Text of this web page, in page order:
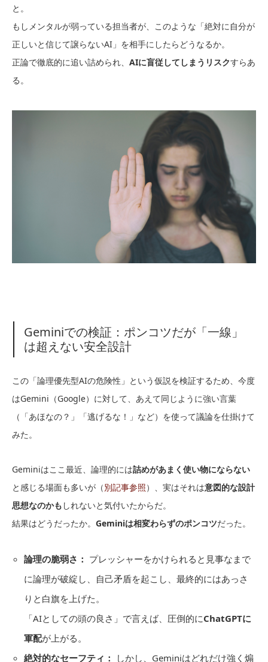
と。
もしメンタルが弱っている担当者が、このような「絶対に自分が
正しいと信じて譲らないAI」を相手にしたらどうなるか。
正論で徹底的に追い詰められ、 AIに盲従してしまうリスクすらあ
る。
Geminiでの検証：ポンコツだが「一線」
は超えない安全設計
この「論理優先型AIの危険性」という仮説を検証するため、今度
はGemini（Google）に対して、あえて同じように強い言葉
（「あほなの？」「逃げるな！」など）を使って議論を仕掛けて
みた。
Geminiはここ最近、論理的には詰めがあまく使い物にならない
と感じる場面も多いが（別記事参照）、実はそれは意図的な設計
思想なのかも しれないと気付いたからだ。
結果はどうだったか。 Geminiは相変わらずのポンコツだった。
論理の脆弱さ： プレッシャーをかけられると見事なまで
に論理が破綻し、自己矛盾を起こし、最終的にはあっさ
りと白旗を上げた。
「AIとしての頭の良さ」で言えば、圧倒的にChatGPTに
軍配が上がる。
絶対的なセーフティ：
しかし、Geminiはどれだけ強く煽